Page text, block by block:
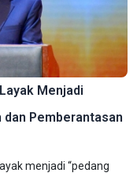
Menjadi
dan Pemberantasan
menjadi “pedang